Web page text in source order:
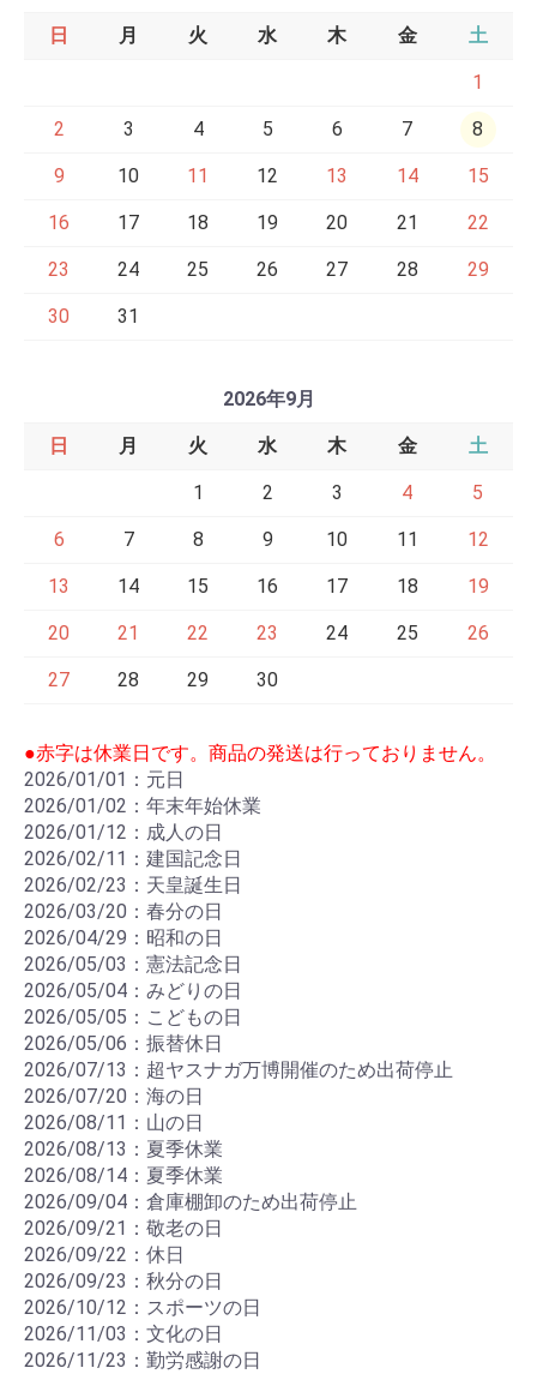
日 月 火 水 木 金 土
1
2 3 4 5 6 7 8
9 10 11 12 13 14 15
16 17 18 19 20 21 22
23 24 25 26 27 28 29
30 31
2026年9月
日 月 火 水 木 金 土
1 2 3 4 5
6 7 8 9 10 11 12
13 14 15 16 17 18 19
20 21 22 23 24 25 26
27 28 29 30
●赤字は休業日です。商品の発送は行っておりません。
2026/01/01：元日
2026/01/02：年末年始休業
2026/01/12：成人の日
2026/02/11：建国記念日
2026/02/23：天皇誕生日
2026/03/20：春分の日
2026/04/29：昭和の日
2026/05/03：憲法記念日
2026/05/04：みどりの日
2026/05/05：こどもの日
2026/05/06：振替休日
2026/07/13：超ヤスナガ万博開催のため出荷停止
2026/07/20：海の日
2026/08/11：山の日
2026/08/13：夏季休業
2026/08/14：夏季休業
2026/09/04：倉庫棚卸のため出荷停止
2026/09/21：敬老の日
2026/09/22：休日
2026/09/23：秋分の日
2026/10/12：スポーツの日
2026/11/03：文化の日
2026/11/23：勤労感謝の日